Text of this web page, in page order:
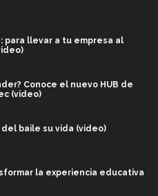
para llevar a tu empresa al
Conoce el nuevo HUB de
(video)
del baile su vida (video)
la experiencia educativa